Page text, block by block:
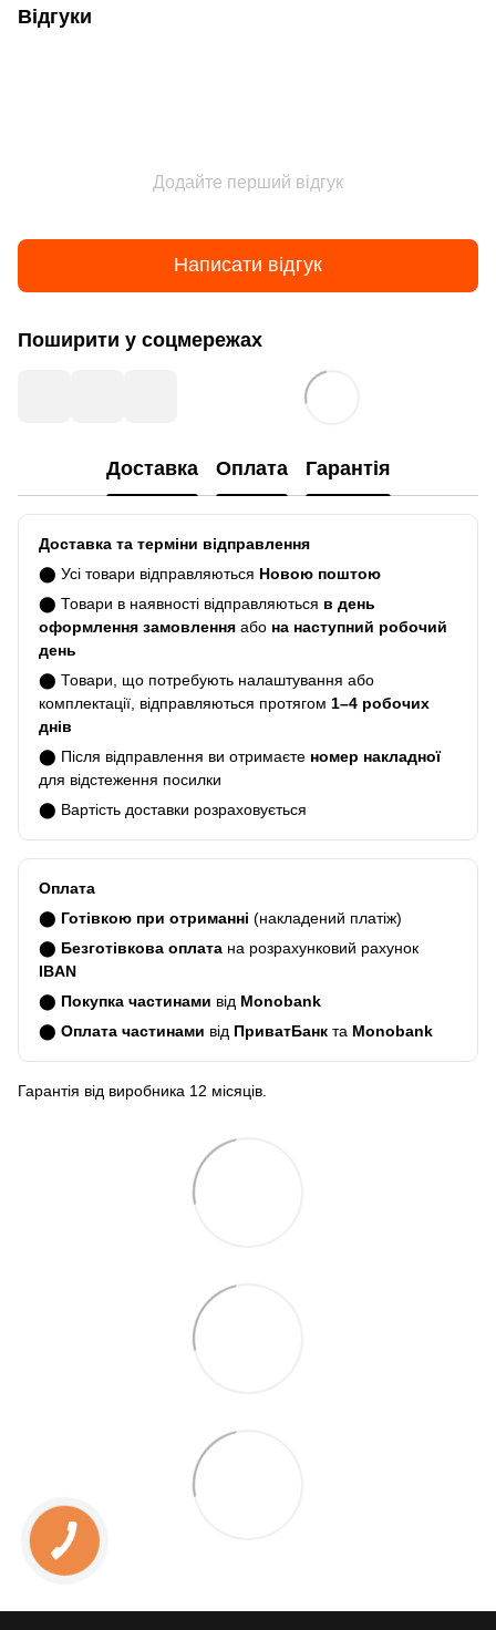
Відгуки
Додайте перший відгук
Написати відгук
Поширити у соцмережах
Доставка Оплата Гарантія
Доставка та терміни відправлення
⬤ Усі товари відправляються Новою поштою
⬤ Товари в наявності відправляються в день
оформлення замовлення або на наступний робочий
день
⬤ Товари, що потребують налаштування або
комплектації, відправляються протягом 1–4 робочих
днів
⬤ Після відправлення ви отримаєте номер накладної
для відстеження посилки
⬤ Вартість доставки розраховується
Оплата
⬤ Готівкою при отриманні (накладений платіж)
⬤ Безготівкова оплата на розрахунковий рахунок
IBAN
⬤ Покупка частинами від Monobank
⬤ Оплата частинами від ПриватБанк та Monobank
Гарантія від виробника 12 місяців.